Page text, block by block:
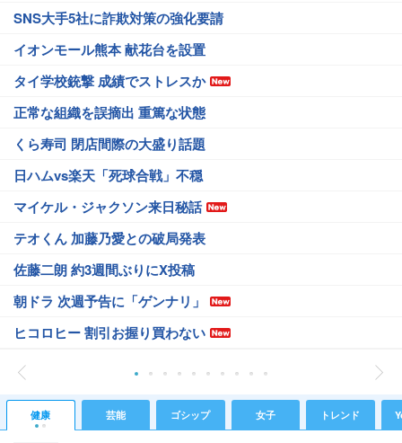
SNS大手5社に詐欺対策の強化要請
イオンモール熊本 献花台を設置
タイ学校銃撃 成績でストレスか
正常な組織を誤摘出 重篤な状態
くら寿司 閉店間際の大盛り話題
日ハムvs楽天「死球合戦」不穏
マイケル・ジャクソン来日秘話
テオくん 加藤乃愛との破局発表
佐藤二朗 約3週間ぶりにX投稿
朝ドラ 次週予告に「ゲンナリ」
ヒコロヒー 割引お握り買わない
健康 芸能 ゴシップ 女子 トレンド